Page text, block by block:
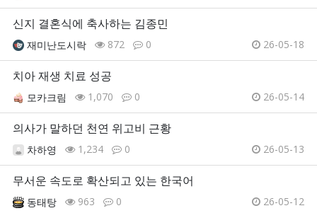
신지 결혼식에 축사하는 김종민
재미난도시락 872 0 26-05-18
치아 재생 치료 성공
모카크림 1,070 0 26-05-14
의사가 말하던 천연 위고비 근황
차하영 1,234 0 26-05-13
무서운 속도로 확산되고 있는 한국어
동태탕 963 0 26-05-12